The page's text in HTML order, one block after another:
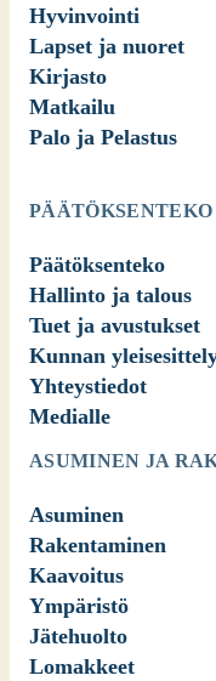
Hyvinvointi
Lapset ja nuoret
Kirjasto
Matkailu
Palo ja Pelastus
Päätöksenteko
Hallinto ja talous
Tuet ja avustukset
Kunnan
Yhteystiedot
Medialle
ASUMINEN JA
Asuminen
Rakentaminen
Kaavoitus
Ympäristö
Jätehuolto
Lomakkeet